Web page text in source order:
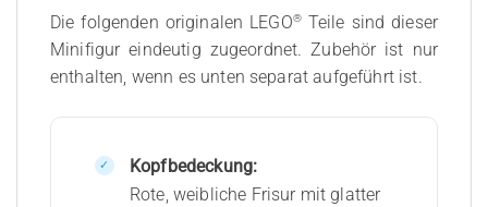
Die folgenden originalen LEGO®Teile sind dieser
Minifigur eindeutig zugeordnet. Zubehör ist nur
enthalten, wenn es unten separat aufgeführt ist.
Kopfbedeckung:
Rote, weibliche Frisur mit glatter